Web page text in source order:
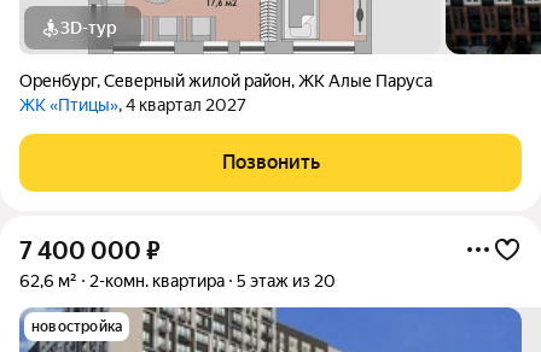
3D-тур
Оренбург,Северный жилой район,ЖК Алые Паруса
ЖК «Птицы», 4 квартал 2027
Позвонить
7 400 000 ₽
62,6 м² 2-комн. квартира 5 этаж из 20
новостройка